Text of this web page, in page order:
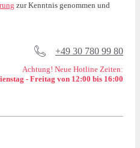
zur Kenntnis genommen und
+49 30 780 99 80
Achtung! Neue Hotline Zeiten:
- Freitag von 12:00 bis 16:00